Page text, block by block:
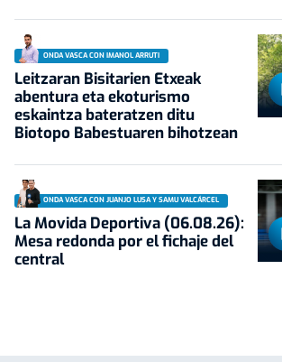
ONDA VASCA CON IMANOL ARRUTI
Leitzaran Bisitarien Etxeak
abentura eta ekoturismo
eskaintza bateratzen ditu
Biotopo Babestuaren bihotzean
ONDA VASCA CON JUANJO LUSA Y SAMU VALCÁRCEL
La Movida Deportiva (06.08.26):
Mesa redonda por el fichaje del
central